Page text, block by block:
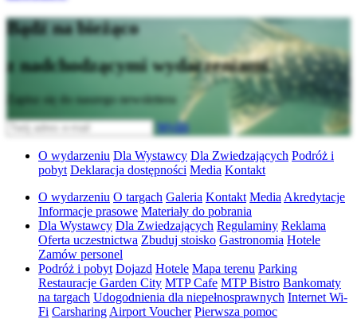
Bądź na bieżąco
z nadchodzącymi wydarzeniami
Zapisz się do naszego newslettera
Wyślij
O wydarzeniu Dla Wystawcy Dla Zwiedzających Podróż i
pobyt Deklaracja dostępności Media Kontakt
O wydarzeniu O targach Galeria Kontakt Media Akredytacje
Informacje prasowe Materiały do pobrania
Dla Wystawcy Dla Zwiedzających Regulaminy Reklama
Oferta uczestnictwa Zbuduj stoisko Gastronomia Hotele
Zamów personel
Podróż i pobyt Dojazd Hotele Mapa terenu Parking
Restauracje Garden City MTP Cafe MTP Bistro Bankomaty
na targach Udogodnienia dla niepełnosprawnych Internet Wi-
Fi Carsharing Airport Voucher Pierwsza pomoc